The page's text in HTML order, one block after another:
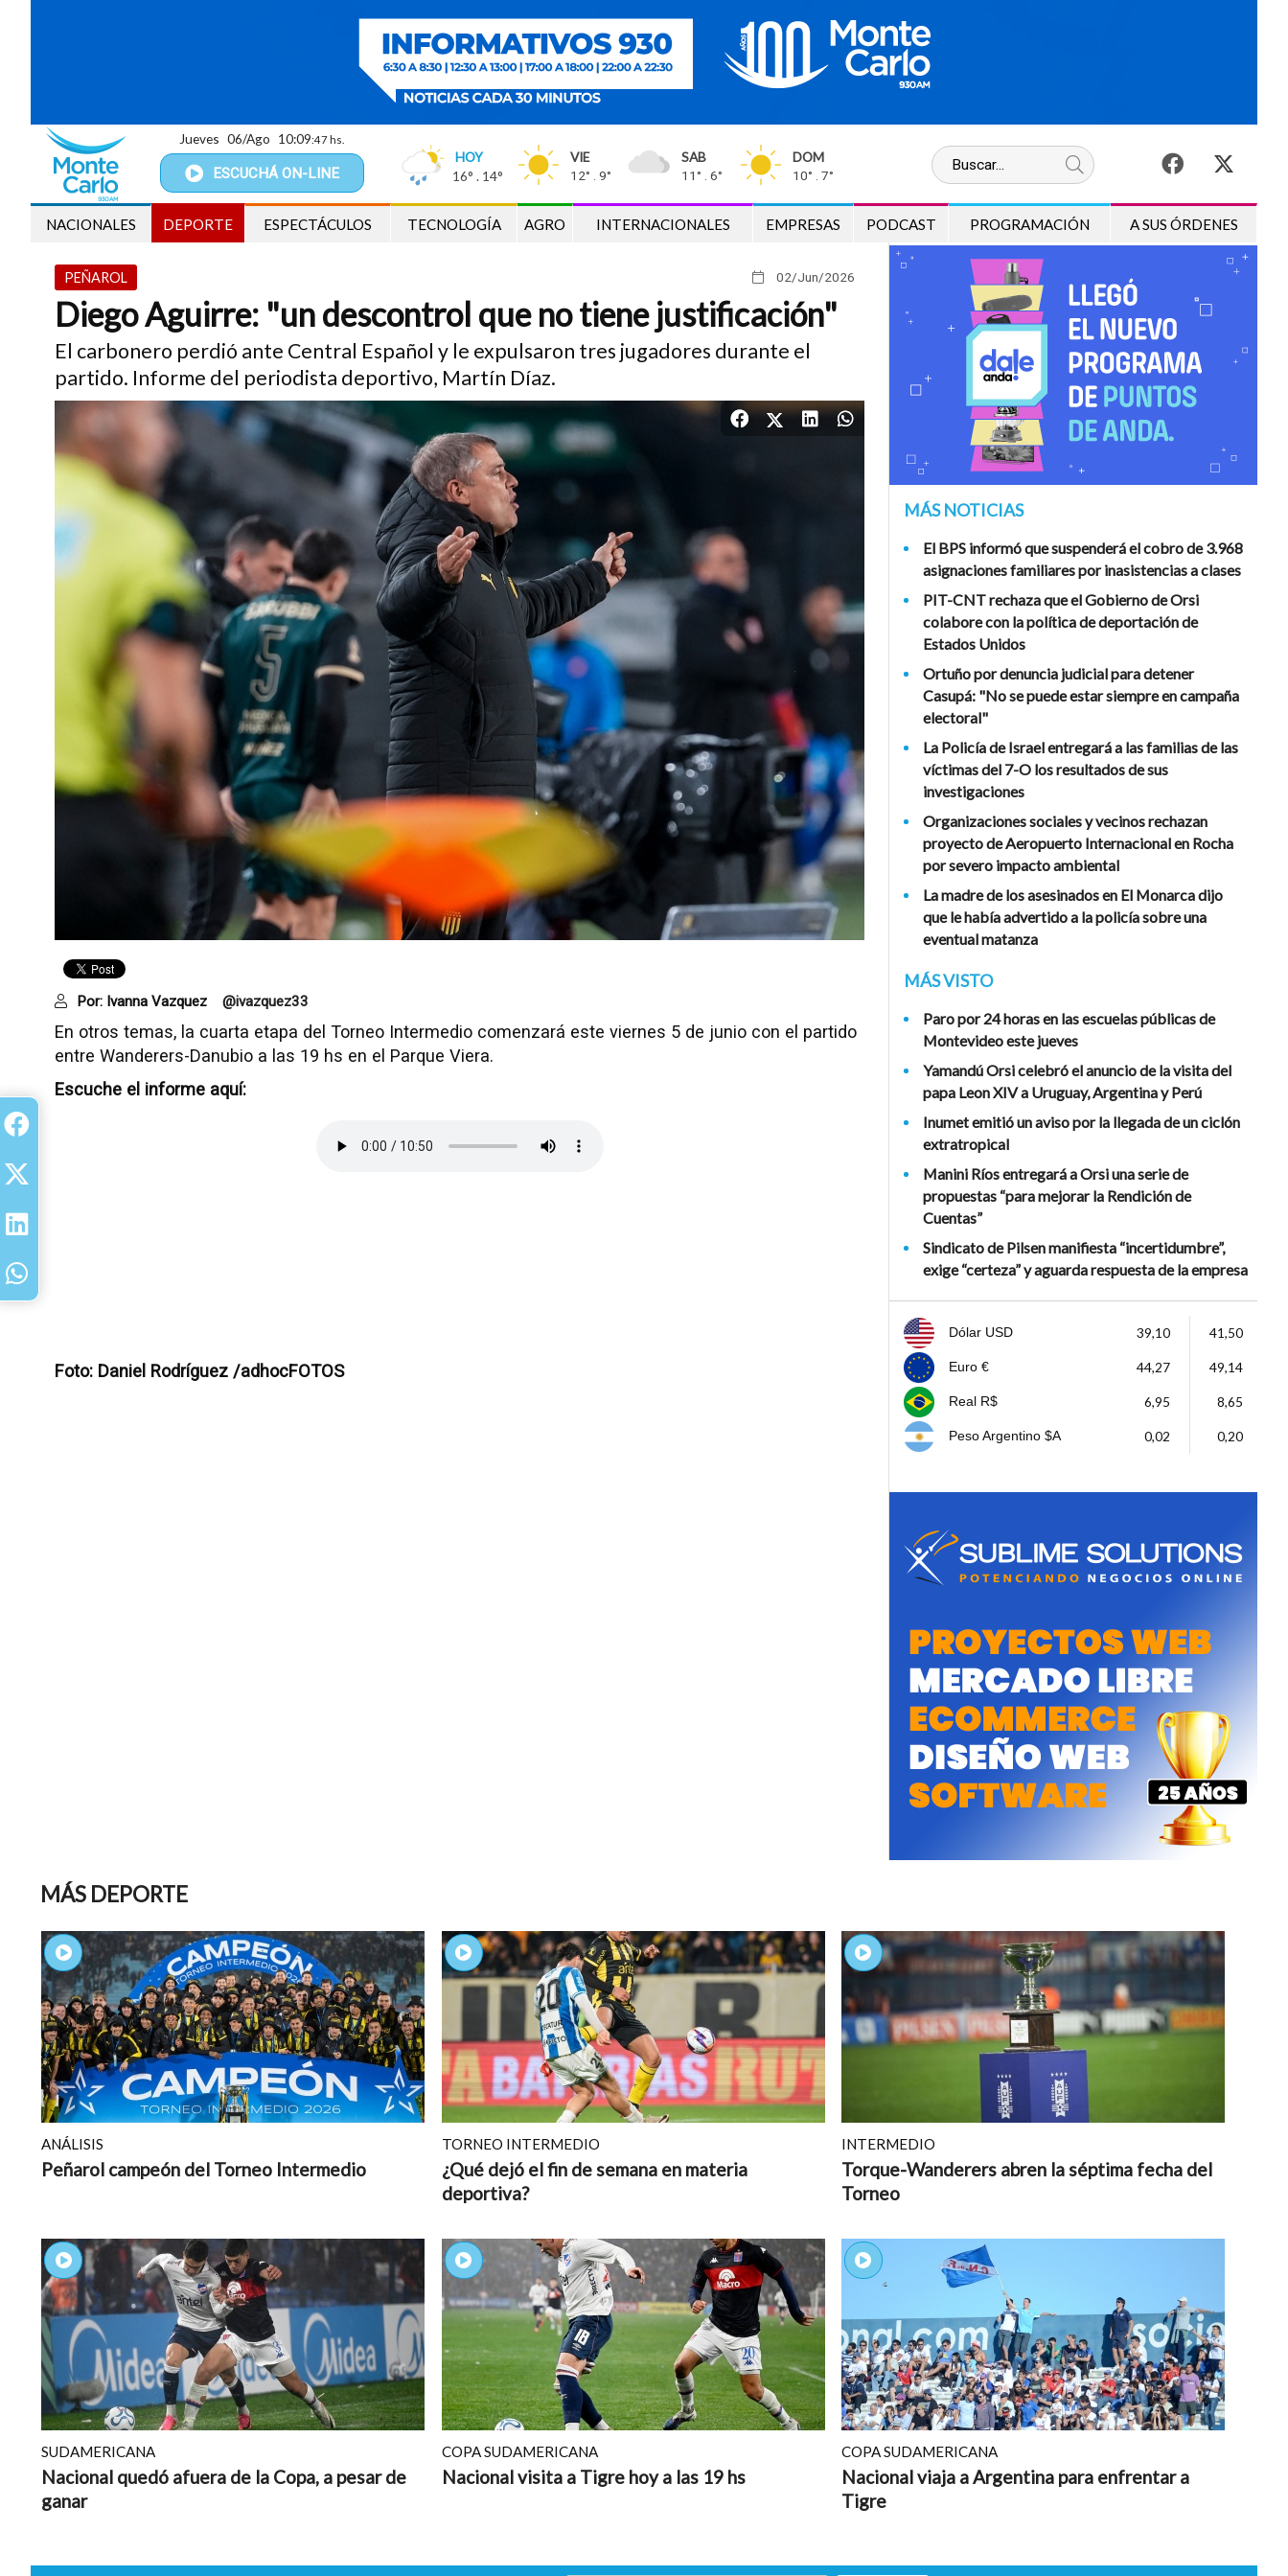
ESCUCHÁ ON-LINE
HOY
16° . 14°
VIE
12° . 9°
SAB
11° . 6°
DOM
10° . 7°
Jueves 06/Ago 10:09:48 hs.
NACIONALES DEPORTE ESPECTÁCULOS TECNOLOGÍA AGRO INTERNACIONALES EMPRESAS PODCAST PROGRAMACIÓN A SUS ÓRDENES
02/Jun/2026
PEÑAROL
Diego Aguirre: "un descontrol que no tiene justificación"
El carbonero perdió ante Central Español y le expulsaron tres jugadores durante el
partido. Informe del periodista deportivo, Martín Díaz.
Por: Ivanna Vazquez @ivazquez33
En otros temas, la cuarta etapa del Torneo Intermedio comenzará este viernes 5 de junio con el partido
entre Wanderers-Danubio a las 19 hs en el Parque Viera.
Escuche el informe aquí:
Foto: Daniel Rodríguez /adhocFOTOS
MÁS NOTICIAS
El BPS informó que suspenderá el cobro de 3.968
asignaciones familiares por inasistencias a clases
PIT-CNT rechaza que el Gobierno de Orsi
colabore con la política de deportación de
Estados Unidos
Ortuño por denuncia judicial para detener
Casupá: "No se puede estar siempre en campaña
electoral"
La Policía de Israel entregará a las familias de las
víctimas del 7-O los resultados de sus
investigaciones
Organizaciones sociales y vecinos rechazan
proyecto de Aeropuerto Internacional en Rocha
por severo impacto ambiental
La madre de los asesinados en El Monarca dijo
que le había advertido a la policía sobre una
eventual matanza
MÁS VISTO
Paro por 24 horas en las escuelas públicas de
Montevideo este jueves
Yamandú Orsi celebró el anuncio de la visita del
papa Leon XIV a Uruguay, Argentina y Perú
Inumet emitió un aviso por la llegada de un ciclón
extratropical
Manini Ríos entregará a Orsi una serie de
propuestas “para mejorar la Rendición de
Cuentas”
Sindicato de Pilsen manifiesta “incertidumbre”,
exige “certeza” y aguarda respuesta de la empresa
Dólar USD 39,10 41,50
Euro € 44,27 49,14
Real R$ 6,95 8,65
Peso Argentino $A 0,02 0,20
MÁS DEPORTE
ANÁLISIS
Peñarol campeón del Torneo Intermedio
TORNEO INTERMEDIO
¿Qué dejó el fin de semana en materia
deportiva?
INTERMEDIO
Torque-Wanderers abren la séptima fecha del
Torneo
SUDAMERICANA
Nacional quedó afuera de la Copa, a pesar de
ganar
COPA SUDAMERICANA
Nacional visita a Tigre hoy a las 19 hs
COPA SUDAMERICANA
Nacional viaja a Argentina para enfrentar a
Tigre